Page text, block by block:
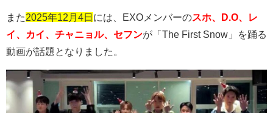
また2025年12月4日 には、EXOメンバーのスホ、D.O、レ
イ、カイ、チャニョル、セフンが「The First Snow」を踊る
動画が話題となりました。